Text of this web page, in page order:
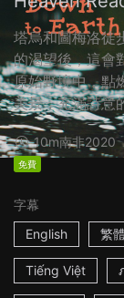
塔烏和圖梅洛徒
的渴望後，這會
原始野境中，點
美景，充滿詩意
10m南非2020
免費
字幕
English
繁
Tiếng Việt